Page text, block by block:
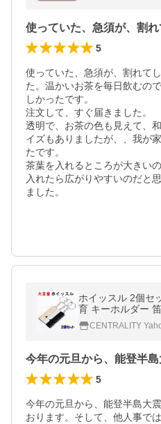
5
使っていた、急須が、割れて
た。温かいお茶を毎日飲むの
しかったです。
注文して、すぐ届きました。
透明で、お茶の色も見えて、
イズもありましたが、、我が
たです。
茶葉を入れるところが大きい
入れたら広がりやすいのだと
ました。
ホイッスル 2個セ
育 キーホルダー
運動会 おもちゃ
け スポーツ バレ
CENTRALITY
5
今年の元旦から、能登半島大
おります。そして、他人事で